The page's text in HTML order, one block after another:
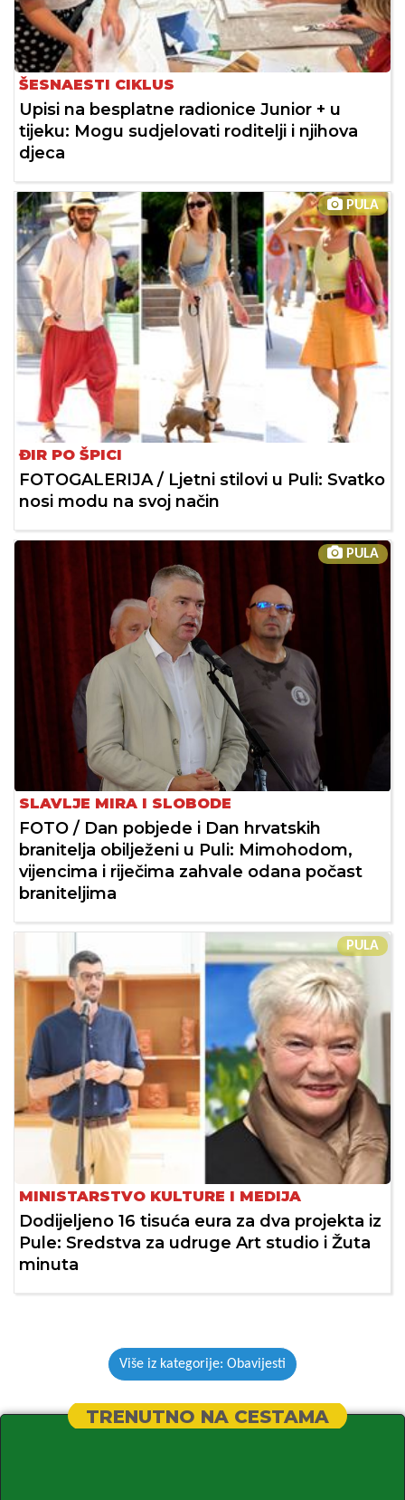
ŠESNAESTI CIKLUS
Upisi na besplatne radionice Junior + u
tijeku: Mogu sudjelovati roditelji i njihova
djeca
PULA
ĐIR PO ŠPICI
FOTOGALERIJA / Ljetni stilovi u Puli: Svatko
nosi modu na svoj način
PULA
SLAVLJE MIRA I SLOBODE
FOTO / Dan pobjede i Dan hrvatskih
branitelja obilježeni u Puli: Mimohodom,
vijencima i riječima zahvale odana počast
braniteljima
PULA
MINISTARSTVO KULTURE I MEDIJA
Dodijeljeno 16 tisuća eura za dva projekta iz
Pule: Sredstva za udruge Art studio i Žuta
minuta
Više iz kategorije: Obavijesti
TRENUTNO NA CESTAMA